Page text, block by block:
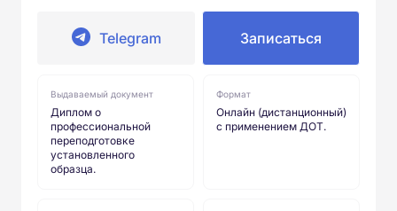
Telegram Записаться
Выдаваемый документ
Диплом о
профессиональной
переподготовке
установленного
образца.
Формат
Онлайн (дистанционный)
с применением ДОТ.